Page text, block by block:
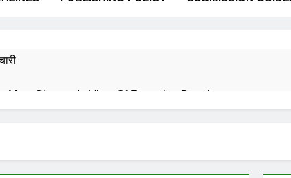
SUICIDE BOMBING IN INDIA Grihaswamini